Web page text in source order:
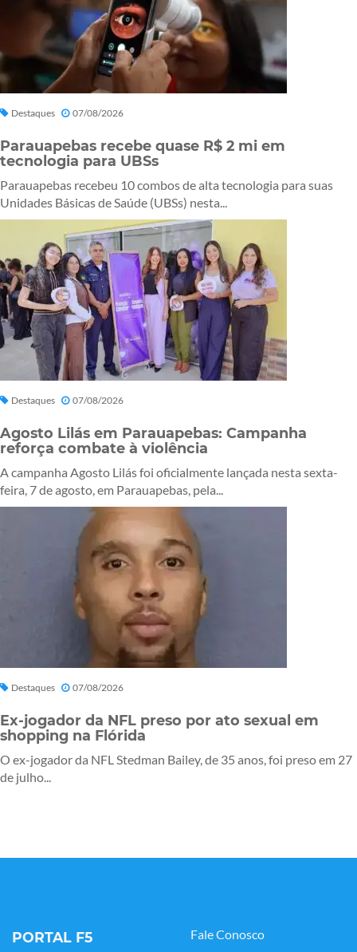
Destaques 07/08/2026
Parauapebas recebe quase R$ 2 mi em
tecnologia para UBSs
Parauapebas recebeu 10 combos de alta tecnologia para suas
Unidades Básicas de Saúde (UBSs) nesta...
Destaques 07/08/2026
Agosto Lilás em Parauapebas: Campanha
reforça combate à violência
A campanha Agosto Lilás foi oficialmente lançada nesta sexta-
feira, 7 de agosto, em Parauapebas, pela...
Destaques 07/08/2026
Ex-jogador da NFL preso por ato sexual em
shopping na Flórida
O ex-jogador da NFL Stedman Bailey, de 35 anos, foi preso em 27
de julho...
PORTAL F5
Fale Conosco